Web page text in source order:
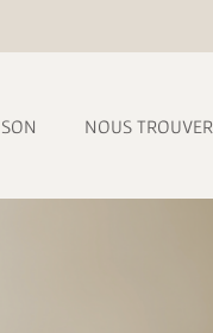
NOUS TROUVER